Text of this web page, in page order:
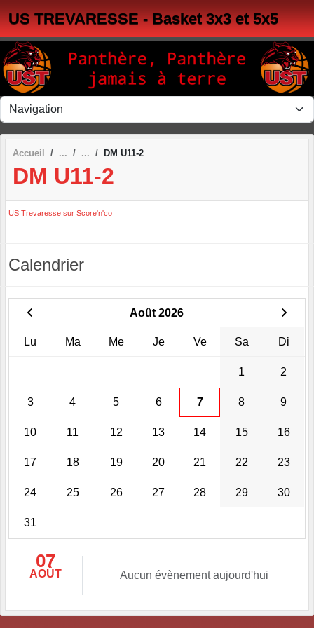
US TREVARESSE - Basket 3x3 et 5x5
Accueil DM U11-2
DM U11-2
US Trevaresse sur Score'n'co
Calendrier
Août 2026
Lu Ma Me Je Ve Sa Di
1 2
3 4 5 6 7 8 9
10 11 12 13 14 15 16
17 18 19 20 21 22 23
24 25 26 27 28 29 30
31
07
AOÛT Aucun évènement aujourd'hui